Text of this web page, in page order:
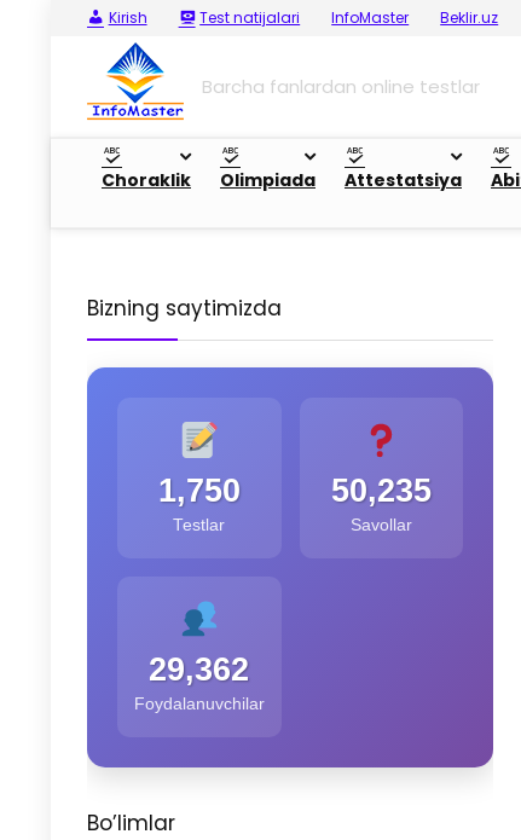
Kirish Test natijalari InfoMaster Beklir.uz
Barcha fanlardan online testlar
Choraklik Olimpiada Attestatsiya
Bizning saytimizda
1,750
Testlar
50,235
Savollar
29,362
Foydalanuvchilar
Bo’limlar